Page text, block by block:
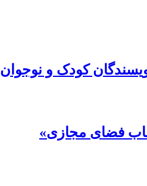
کودک و نوجوان
فضای مجازی»